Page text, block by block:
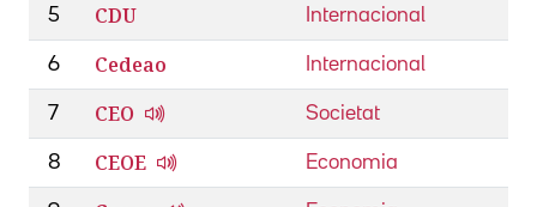
5 CDU Internacional
6 Cedeao Internacional
7 CEO Societat
8 CEOE Economia